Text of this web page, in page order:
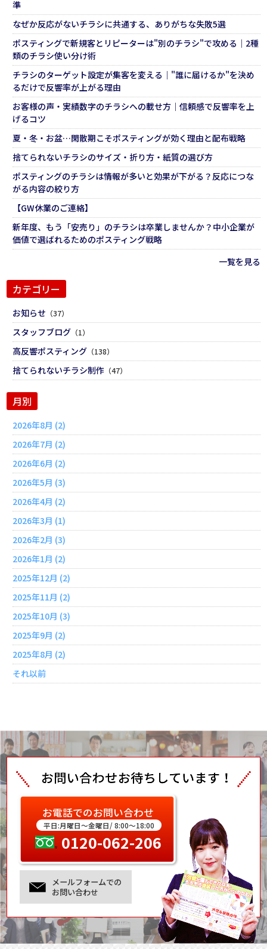
準
なぜか反応がないチラシに共通する、ありがちな失敗5選
ポスティングで新規客とリピーターは"別のチラシ"で攻める｜2種
類のチラシ使い分け術
チラシのターゲット設定が集客を変える｜"誰に届けるか"を決め
るだけで反響率が上がる理由
お客様の声・実績数字のチラシへの載せ方｜信頼感で反響率を上
げるコツ
夏・冬・お盆…閑散期こそポスティングが効く理由と配布戦略
捨てられないチラシのサイズ・折り方・紙質の選び方
ポスティングのチラシは情報が多いと効果が下がる？反応につな
がる内容の絞り方
【GW休業のご連絡】
新年度、もう「安売り」のチラシは卒業しませんか？中小企業が
価値で選ばれるためのポスティング戦略
一覧を見る
カテゴリー
お知らせ （37）
スタッフブログ （1）
高反響ポスティング （138）
捨てられないチラシ制作 （47）
月別
2026年8月 (2)
2026年7月 (2)
2026年6月 (2)
2026年5月 (3)
2026年4月 (2)
2026年3月 (1)
2026年2月 (3)
2026年1月 (2)
2025年12月 (2)
2025年11月 (2)
2025年10月 (3)
2025年9月 (2)
2025年8月 (2)
それ以前
お電話でのお問い合わせ
平日:月曜日～金曜日/ 8:00～18:00
0120-062-206
メールフォームでの
お問い合わせ